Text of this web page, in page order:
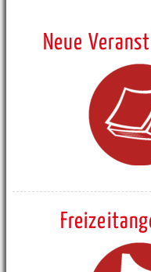
Neue